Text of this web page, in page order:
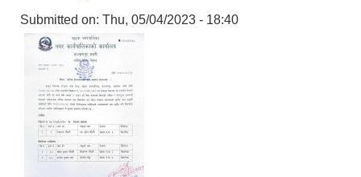
Submitted on: Thu, 05/04/2023 - 18:40